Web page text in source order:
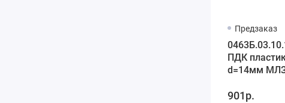
Предзаказ
ПДК
d=14мм
901р.